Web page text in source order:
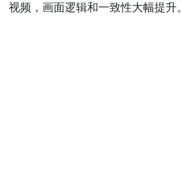
视频，画面逻辑和一致性大幅提升。